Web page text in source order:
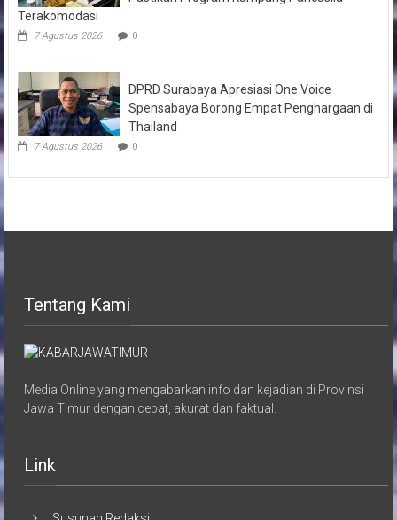
Terakomodasi
7 Agustus 2026 0
DPRD Surabaya Apresiasi One Voice
Spensabaya Borong Empat Penghargaan di
Thailand
7 Agustus 2026 0
Tentang Kami
Media Online yang mengabarkan info dan kejadian di Provinsi
Jawa Timur dengan cepat, akurat dan faktual.
Link